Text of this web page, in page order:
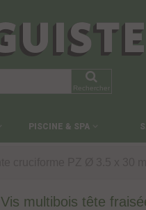
Rechercher
PISCINE & SPA
Vis multibois tête